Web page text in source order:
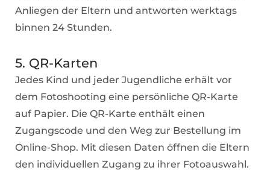
Anliegen der Eltern und antworten werktags
binnen 24 Stunden.
5. QR-Karten
Jedes Kind und jeder Jugendliche erhält vor
dem Fotoshooting eine persönliche QR-Karte
auf Papier. Die QR-Karte enthält einen
Zugangscode und den Weg zur Bestellung im
Online-Shop. Mit diesen Daten öffnen die Eltern
den individuellen Zugang zu ihrer Fotoauswahl.